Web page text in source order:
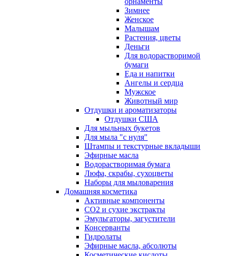
Зимнее
Женское
Малышам
Растения, цветы
Деньги
Для водорастворимой
бумаги
Еда и напитки
Ангелы и сердца
Мужское
Животный мир
Отдушки и ароматизаторы
Отдушки США
Для мыльных букетов
Для мыла "с нуля"
Штампы и текстурные вкладыши
Эфирные масла
Водорастворимая бумага
Люфа, скрабы, сухоцветы
Наборы для мыловарения
Домашняя косметика
Активные компоненты
СО2 и сухие экстракты
Эмульгаторы, загустители
Консерванты
Гидролаты
Эфирные масла, абсолюты